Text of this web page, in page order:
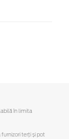
în limita
terți și pot